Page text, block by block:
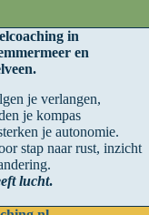
in
en
je verlangen,
je kompas
je autonomie.
stap naar rust, inzicht
lucht.